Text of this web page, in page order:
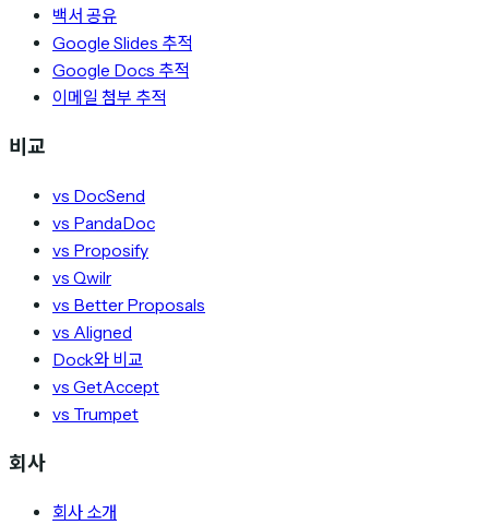
백서 공유
Google Slides 추적
Google Docs 추적
이메일 첨부 추적
비교
vs DocSend
vs PandaDoc
vs Proposify
vs Qwilr
vs Better Proposals
vs Aligned
Dock와 비교
vs GetAccept
vs Trumpet
회사
회사 소개